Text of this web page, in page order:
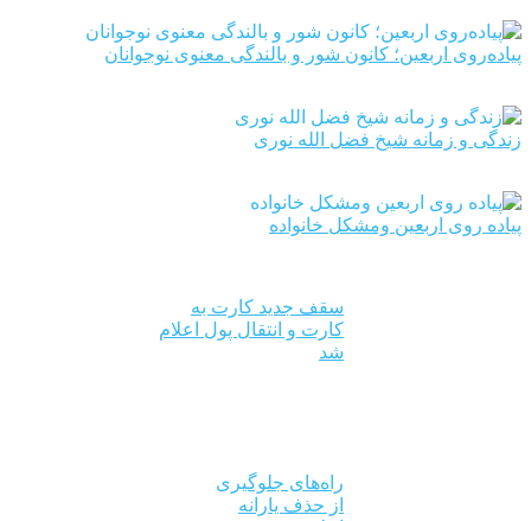
پیاده‌روی اربعین؛ کانون شور و بالندگی معنوی نوجوانان
زندگی و زمانه شیخ فضل الله نوری
پیاده روی اربعین ومشکل خانواده
سقف جدید کارت به
کارت و انتقال پول اعلام
شد
راه‌های جلوگیری
از حذف یارانه